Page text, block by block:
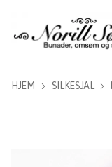
HJEM SILKESJAL